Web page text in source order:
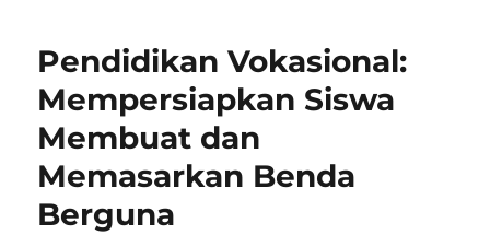
di
Idaman,
dan
Ini
yang
Rasakan
Pendidikan Vokasional:
Mempersiapkan Siswa
Membuat dan
Memasarkan Benda
Berguna